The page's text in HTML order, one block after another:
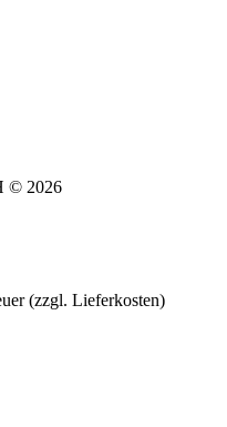
© 2026
(zzgl. Lieferkosten)